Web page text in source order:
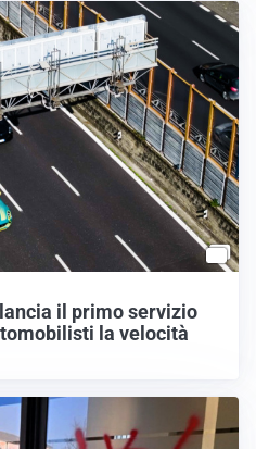
il primo servizio
la velocità